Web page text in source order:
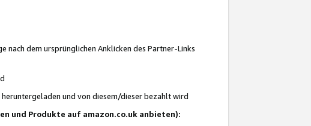
nach dem ursprünglichen Anklicken des Partner-Links
und von diesem/dieser bezahlt wird
und Produkte auf amazon.co.uk anbieten):